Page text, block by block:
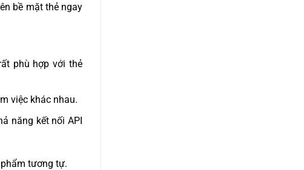
bề mặt thẻ ngay
phù hợp với thẻ
việc khác nhau.
năng kết nối API
tương tự.